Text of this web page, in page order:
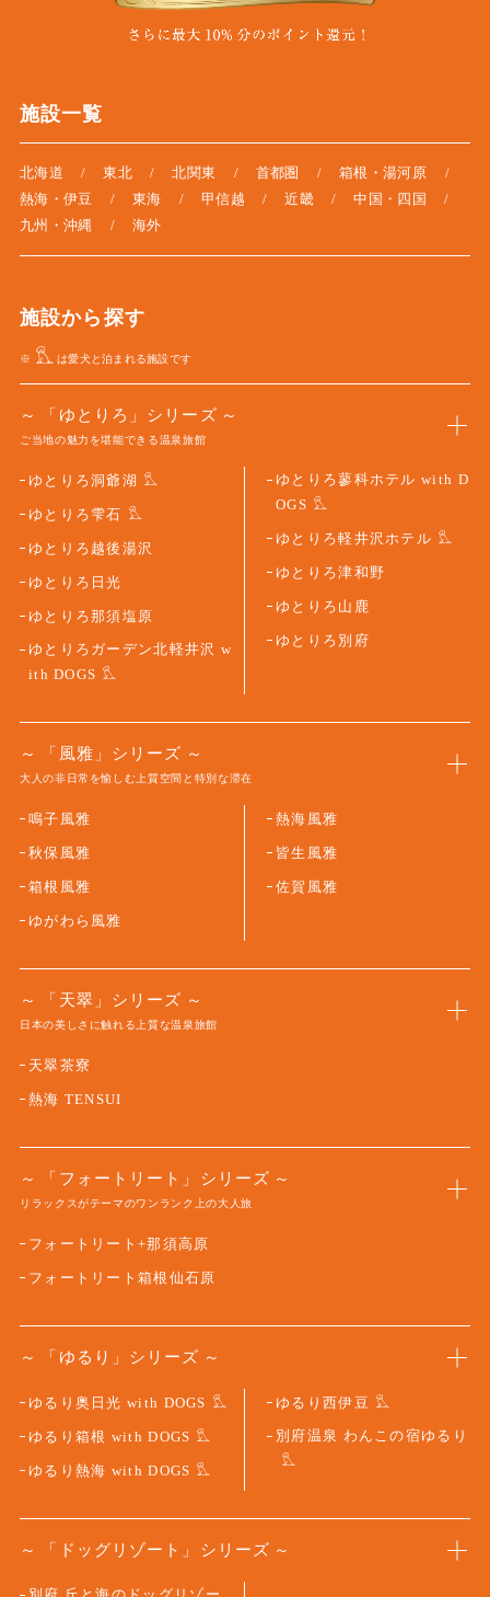
施設一覧
北海道 東北 北関東 首都圏
箱根・湯河原
熱海・伊豆
東海 甲信越 近畿
中国・四国
九州・沖縄
海外
施設から探す
※ は愛犬と泊まれる施設です
「ゆとりろ」シリーズ
ご当地の魅力を堪能できる温泉旅館
ゆとりろ洞爺湖
ゆとりろ雫石
ゆとりろ越後湯沢
ゆとりろ日光
ゆとりろ那須塩原
ゆとりろガーデン北軽井沢 w
ith DOGS
ゆとりろ蓼科ホテル with D
OGS
ゆとりろ軽井沢ホテル
ゆとりろ津和野
ゆとりろ山鹿
ゆとりろ別府
「風雅」シリーズ
大人の非日常を愉しむ上質空間と特別な滞在
鳴子風雅
秋保風雅
箱根風雅
ゆがわら風雅
熱海風雅
皆生風雅
佐賀風雅
「天翠」シリーズ
日本の美しさに触れる上質な温泉旅館
天翠茶寮
熱海 TENSUI
「フォートリート」シリーズ
リラックスがテーマのワンランク上の大人旅
フォートリート+那須高原
フォートリート箱根仙石原
「ゆるり」シリーズ
ゆるり奥日光 with DOGS
ゆるり箱根 with DOGS
ゆるり熱海 with DOGS
ゆるり西伊豆
別府温泉 わんこの宿ゆるり
「ドッグリゾート」シリーズ